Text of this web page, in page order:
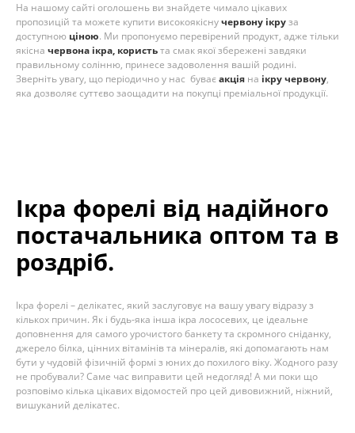
На нашому сайті оголошень ви знайдете чимало цікавих
пропозицій та можете купити високоякіснучервону ікруза
доступною ціною. Ми пропонуємо перевірений продукт, адже тільки
якісна червона ікра, користьта смак якої збережені завдяки
правильному солінню, принесе задоволення вашій родині.
Зверніть увагу, що періодично у нас буваєакція на ікру червону,
яка дозволяє суттєво заощадити на покупці преміальної продукції.
Ікра форелі від надійного
постачальника оптом та в
роздріб.
Ікра форелі – делікатес, який заслуговує на вашу увагу відразу з
кількох причин. Як і будь-яка інша ікра лососевих, це ідеальне
доповнення для самого урочистого банкету та скромного сніданку,
джерело білка, цінних вітамінів та мінералів, які допомагають нам
бути у чудовій фізичній формі з юних до похилого віку. Жодного разу
не пробували? Саме час виправити цей недогляд! А ми поки що
розповімо кілька цікавих відомостей про цей дивовижний, ніжний,
вишуканий делікатес.